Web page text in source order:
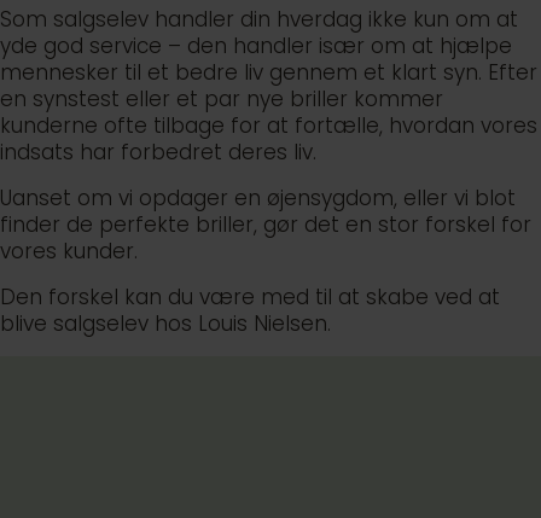
Som salgselev handler din hverdag ikke kun om at
yde god service – den handler især om at hjælpe
mennesker til et bedre liv gennem et klart syn. Efter
en synstest eller et par nye briller kommer
kunderne ofte tilbage for at fortælle, hvordan vores
indsats har forbedret deres liv.
Uanset om vi opdager en øjensygdom, eller vi blot
finder de perfekte briller, gør det en stor forskel for
vores kunder.
Den forskel kan du være med til at skabe ved at
blive salgselev hos Louis Nielsen.